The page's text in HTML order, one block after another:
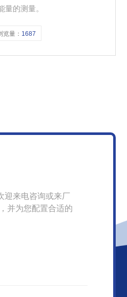
的测量。
览量： 1687
迎来电咨询或来厂
并为您配置合适的